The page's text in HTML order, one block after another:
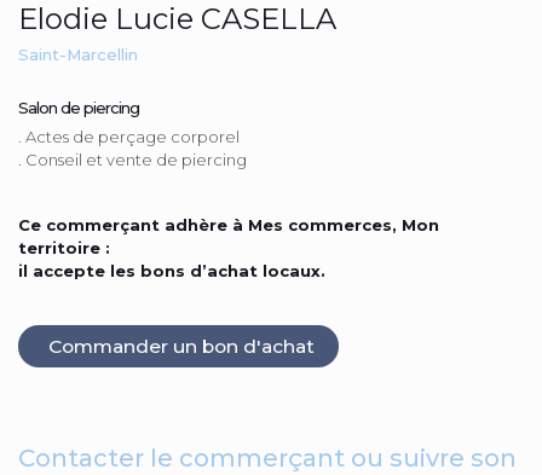
Elodie Lucie CASELLA
Saint-Marcellin
Salon de piercing
. Actes de perçage corporel
. Conseil et vente de piercing
Ce commerçant adhère à Mes commerces, Mon
territoire :
il accepte les bons d’achat locaux.
Commander un bon d'achat
Contacter le commerçant ou suivre son